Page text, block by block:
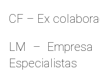
CF – Ex
LM – Empresa
Especialistas